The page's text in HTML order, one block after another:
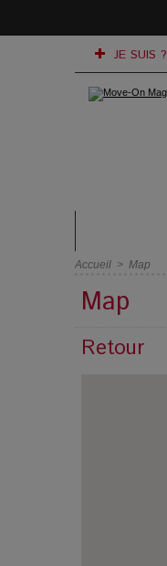
JE SUIS ?
Accueil > Map
Map
Retour